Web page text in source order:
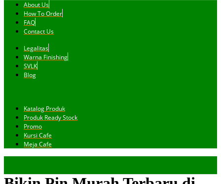
About Us
How To Order
FAQ
Contact Us
Legalitas
Warna Finishing
SVLK
Blog
Katalog Produk
Produk Ready Stock
Promo
Kursi Cafe
Meja Cafe